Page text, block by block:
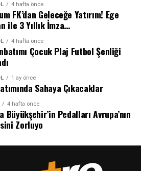
Tanıtımına Katkı
takımın yer alacağı
Belediyesi Kıta
sportif başarı için değil,
tanıtımı için de önemli bir
dikkatle takip ettiği yarışta
sporcular, uluslararası alanda
En Önemli
4 hafta önce
FK’dan Geleceğe Yatırım! Ege
ile 3 Yıllık İmza…
4 hafta önce
Çocuk Plaj Futbol Şenliği
1 ay önce
Sahaya Çıkacaklar
4 hafta önce
Büyükşehir’in Pedalları Avrupa’nın
Zorluyo